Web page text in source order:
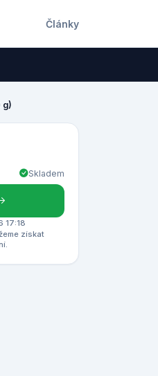
Články
g)
Skladem
17:18
získat